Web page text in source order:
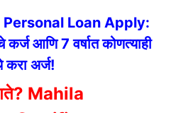
Loan Apply:
आणि 7 वर्षात कोणत्याही
करा अर्ज!
Mahila